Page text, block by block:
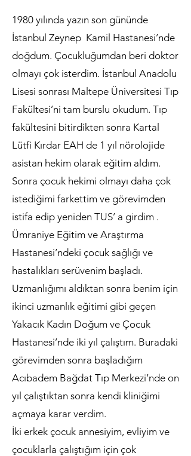
1980 yılında yazın son gününde
İstanbul Zeynep Kamil Hastanesi’nde
doğdum. Çocukluğumdan beri doktor
olmayı çok isterdim. İstanbul Anadolu
Lisesi sonrası Maltepe Üniversitesi Tıp
Fakültesi’ni tam burslu okudum. Tıp
fakültesini bitirdikten sonra Kartal
Lütfi Kırdar EAH de 1 yıl nörolojide
asistan hekim olarak eğitim aldım.
Sonra çocuk hekimi olmayı daha çok
istediğimi farkettim ve görevimden
istifa edip yeniden TUS’ a girdim .
Ümraniye Eğitim ve Araştırma
Hastanesi’ndeki çocuk sağlığı ve
hastalıkları serüvenim başladı.
Uzmanlığımı aldıktan sonra benim için
ikinci uzmanlık eğitimi gibi geçen
Yakacık Kadın Doğum ve Çocuk
Hastanesi’nde iki yıl çalıştım. Buradaki
görevimden sonra başladığım
Acıbadem Bağdat Tıp Merkezi’nde on
yıl çalıştıktan sonra kendi kliniğimi
açmaya karar verdim.
İki erkek çocuk annesiyim, evliyim ve
çocuklarla çalıştığım için çok